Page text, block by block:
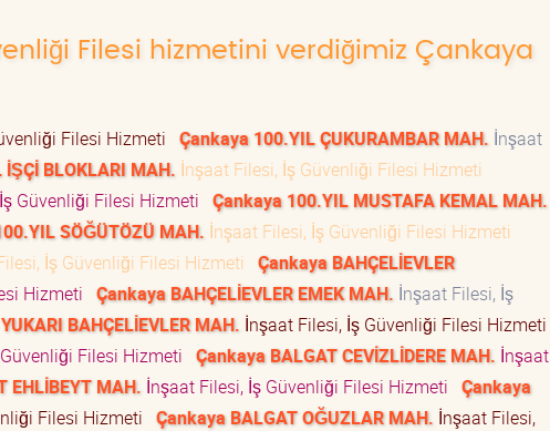
Filesi hizmetini verdiğimiz Çankaya
Filesi Hizmeti Çankaya 100.YIL ÇUKURAMBAR MAH. İnşaat
BLOKLARI MAH. İnşaat Filesi, İş Güvenliği Filesi Hizmeti
Güvenliği Filesi Hizmeti Çankaya 100.YIL MUSTAFA KEMAL MAH.
SÖĞÜTÖZÜ MAH. İnşaat Filesi, İş Güvenliği Filesi Hizmeti
İş Güvenliği Filesi Hizmeti Çankaya BAHÇELİEVLER
Hizmeti Çankaya BAHÇELİEVLER EMEK MAH. İnşaat Filesi, İş
BAHÇELİEVLER MAH. İnşaat Filesi, İş Güvenliği Filesi Hizmeti
Filesi Hizmeti Çankaya BALGAT CEVİZLİDERE MAH. İnşaat
EHLİBEYT MAH. İnşaat Filesi, İş Güvenliği Filesi Hizmeti Çankaya
Filesi Hizmeti Çankaya BALGAT OĞUZLAR MAH. İnşaat Filesi,